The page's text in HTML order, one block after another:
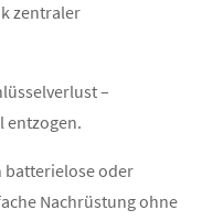
zentraler
–
entzogen.
batterielose oder
Nachrüstung ohne